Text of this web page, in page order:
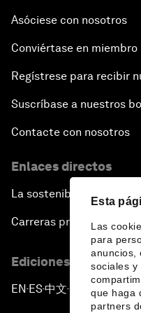
Esta
Las
para
anuncios,
sociales y
que haga
partners
Asóciese con nosotros
Conviértase en miembro
Regístrese para recibir
Suscríbase a nuestros
Contacte con nosotros
Enlaces directos
La sostenibilidad en el
Carreras profesionales
Ediciones en otros
EN ▪ ES▪中文▪ 日本語